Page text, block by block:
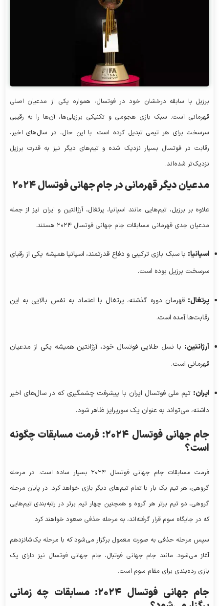
برزیل با سابقه درخشان خود در فوتسال، همواره یکی از مدعیان اصلی
قهرمانی است. سبک بازی هجومی و تکنیکی برزیلی‌ها، آن‌ها را به رقیبی
سرسخت برای هر تیمی تبدیل کرده است. با این حال، در سال‌های اخیر،
رقابت در فوتسال بسیار نزدیک شده و تیم‌های دیگر نیز به قدرت برزیل
نزدیک‌تر شده‌اند.
مدعیان دیگر قهرمانی در جام جهانی فوتسال ۲۰۲۴
علاوه بر برزیل، تیم‌هایی مانند اسپانیا، پرتغال، آرژانتین و ایران نیز از جمله
مدعیان جدی قهرمانی مسابقات جام جهانی فوتسال ۲۰۲۴ هستند.
اسپانیا: با سبک بازی ترکیبی و دفاع قدرتمند، اسپانیا همیشه یکی از رقبای
سرسخت برزیل بوده است.
پرتغال: قهرمان دوره گذشته، پرتغال با اعتماد به نفس بالایی به این
رقابت‌ها آمده است.
آرژانتین: با نسل طلایی فوتسال خود، آرژانتین همیشه یکی از مدعیان
قهرمانی است.
ایران: تیم ملی فوتسال ایران با پیشرفت چشمگیری که در سال‌های اخیر
داشته، می‌تواند به عنوان یک سورپرایز ظاهر شود.
جام جهانی فوتسال ۲۰۲۴: فرمت مسابقات چگونه
است؟
فرمت مسابقات جام جهانی فوتسال ۲۰۲۴ بسیار ساده است. در مرحله
گروهی، هر تیم یک بار با تمام تیم‌های دیگر بازی خواهد کرد. در پایان مرحله
گروهی، دو تیم برتر هر گروه و همچنین چهار تیم برتر در رتبه‌بندی تیم‌هایی
که در جایگاه سوم قرار گرفته‌اند، به مرحله حذفی صعود خواهند کرد.
سپس مرحله حذفی به صورت معمول برگزار می‌شود که با مرحله یک‌شانزدهم
آغاز می‌شود. مانند جام جهانی فوتبال، جام جهانی فوتسال نیز دارای یک
بازی رده‌بندی برای مقام سوم است.
جام جهانی فوتسال ۲۰۲۴: مسابقات چه زمانی